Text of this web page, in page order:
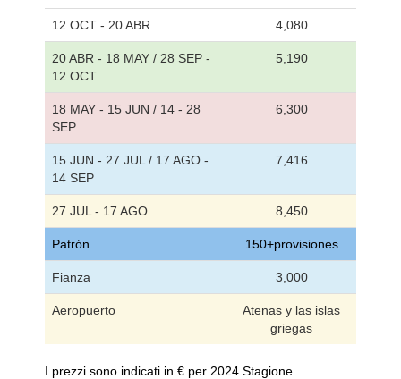
12 OCT - 20 ABR 4,080
20 ABR - 18 MAY / 28 SEP -
12 OCT
5,190
18 MAY - 15 JUN / 14 - 28
SEP
6,300
15 JUN - 27 JUL / 17 AGO -
14 SEP
7,416
27 JUL - 17 AGO 8,450
Patrón 150+provisiones
Fianza 3,000
Aeropuerto
Atenas y las islas
griegas
I prezzi sono indicati in € per 2024 Stagione